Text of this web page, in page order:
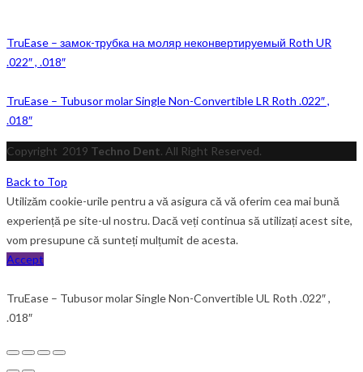
TruEase – замок-трубка на моляр неконвертируемый Roth UR
.022″ , .018″
TruEase – Tubusor molar Single Non-Convertible LR Roth .022″ ,
.018″
Copyright 2019 Techno Dent. All Right Reserved.
Back to Top
Utilizăm cookie-urile pentru a vă asigura că vă oferim cea mai bună
experiență pe site-ul nostru. Dacă veți continua să utilizați acest site,
vom presupune că sunteți mulțumit de acesta.
Accept
TruEase – Tubusor molar Single Non-Convertible UL Roth .022″ ,
.018″